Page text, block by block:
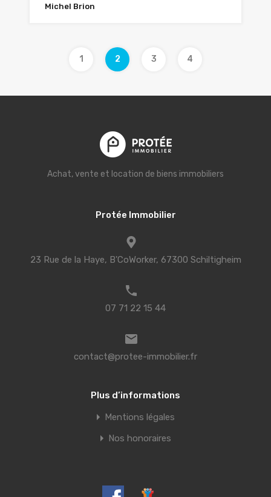
Michel Brion
1 2 3 4
Achat, vente et location de biens immobiliers
Protée Immobilier
23 Rue de la Haye, B'CoWorker, 67300 Schiltigheim
07 71 22 15 44
contact@protee-immobilier.fr
Plus d’informations
Mentions légales
Nos honoraires